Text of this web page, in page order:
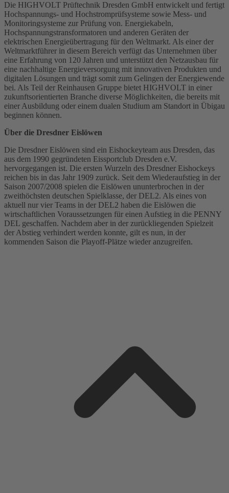
Die HIGHVOLT Prüftechnik Dresden GmbH entwickelt und fertigt
Hochspannungs- und Hochstromprüfsysteme sowie Mess- und
Monitoringsysteme zur Prüfung von. Energiekabeln,
Hochspannungstransformatoren und anderen Geräten der
elektrischen Energieübertragung für den Weltmarkt. Als einer der
Weltmarktführer in diesem Bereich verfügt das Unternehmen über
eine Erfahrung von 120 Jahren und unterstützt den Netzausbau für
eine nachhaltige Energieversorgung mit innovativen Produkten und
digitalen Lösungen und trägt somit zum Gelingen der Energiewende
bei. Als Teil der Reinhausen Gruppe bietet HIGHVOLT in einer
zukunftsorientierten Branche diverse Möglichkeiten, die bereits mit
einer Ausbildung oder einem dualen Studium am Standort in Übigau
beginnen können.
Über die Dresdner Eislöwen
Die Dresdner Eislöwen sind ein Eishockeyteam aus Dresden, das
aus dem 1990 gegründeten Eissportclub Dresden e.V.
hervorgegangen ist. Die ersten Wurzeln des Dresdner Eishockeys
reichen bis in das Jahr 1909 zurück. Seit dem Wiederaufstieg in der
Saison 2007/2008 spielen die Eislöwen ununterbrochen in der
zweithöchsten deutschen Spielklasse, der DEL2. Als eines von
aktuell nur vier Teams in der DEL2 haben die Eislöwen die
wirtschaftlichen Voraussetzungen für einen Aufstieg in die PENNY
DEL geschaffen. Nachdem aber in der zurückliegenden Spielzeit
der Abstieg verhindert werden konnte, gilt es nun, in der
kommenden Saison die Playoff-Plätze wieder anzugreifen.